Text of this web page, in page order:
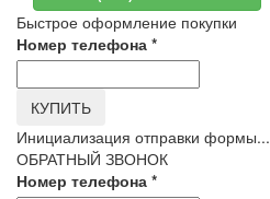
Быстрое оформление покупки
Номер телефона *
КУПИТЬ
Инициализация отправки формы...
ОБРАТНЫЙ ЗВОНОК
Номер телефона *